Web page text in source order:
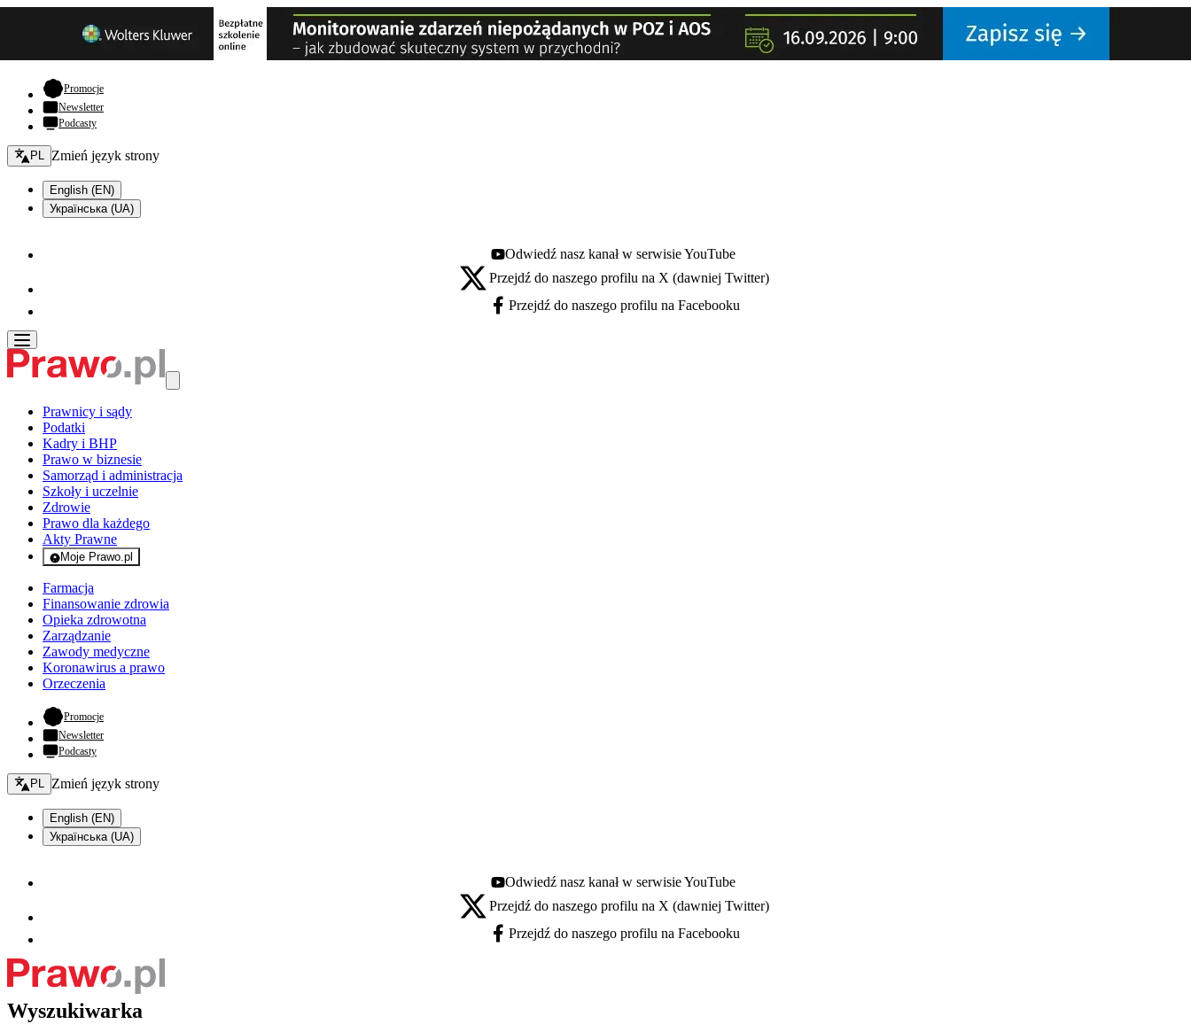
Promocje- otwiera się w nowej karcie
Newsletter
Podcasty
Zmień język - bieżący:
PL Zmień język strony
English (EN)
Українська (UA)
Youtube - otwiera się w nowej karcie
Odwiedź nasz kanał w serwisie YouTube
X - otwiera się w nowej karcie
Przejdź do naszego profilu na X (dawniej Twitter)
Facebook - otwiera się w nowej karcie
Przejdź do naszego profilu na Facebooku
Prawnicy i sądy
Podatki
Kadry i BHP
Prawo w biznesie
Samorząd i administracja
Szkoły i uczelnie
Zdrowie
Prawo dla każdego
Akty Prawne
Moje Prawo.pl
- rejestracja i logowanie do serwisu
Farmacja
Finansowanie zdrowia
Opieka zdrowotna
Zarządzanie
Zawody medyczne
Koronawirus a prawo
Orzeczenia
Promocje- otwiera się w nowej karcie
Newsletter
Podcasty
Zmień język - bieżący:
PL Zmień język strony
English (EN)
Українська (UA)
Youtube - otwiera się w nowej karcie
Odwiedź nasz kanał w serwisie YouTube
X - otwiera się w nowej karcie
Przejdź do naszego profilu na X (dawniej Twitter)
Facebook - otwiera się w nowej karcie
Przejdź do naszego profilu na Facebooku
Wyszukiwarka